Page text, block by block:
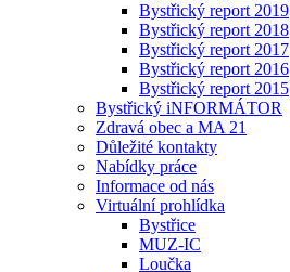
Bystřický report 2019
Bystřický report 2018
Bystřický report 2017
Bystřický report 2016
Bystřický report 2015
Bystřický iNFORMÁTOR
Zdravá obec a MA 21
Důležité kontakty
Nabídky práce
Informace od nás
Virtuální prohlídka
Bystřice
MUZ-IC
Loučka